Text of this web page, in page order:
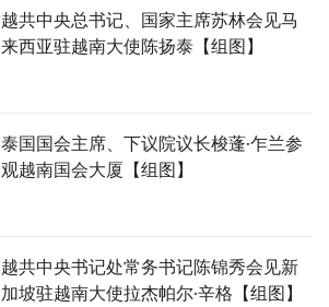
越共中央总书记、国家主席苏林会见马
来西亚驻越南大使陈扬泰【组图】
泰国国会主席、下议院议长梭蓬·乍兰参
观越南国会大厦【组图】
越共中央书记处常务书记陈锦秀会见新
加坡驻越南大使拉杰帕尔·辛格【组图】